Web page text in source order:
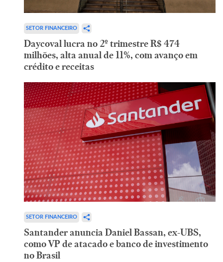
SETOR FINANCEIRO
Daycoval lucra no 2º trimestre R$ 474
milhões, alta anual de 11%, com avanço em
crédito e receitas
SETOR FINANCEIRO
Santander anuncia Daniel Bassan, ex-UBS,
como VP de atacado e banco de investimento
no Brasil